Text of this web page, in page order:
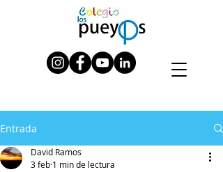
Entrada
David Ramos
3 feb 1 min de lectura